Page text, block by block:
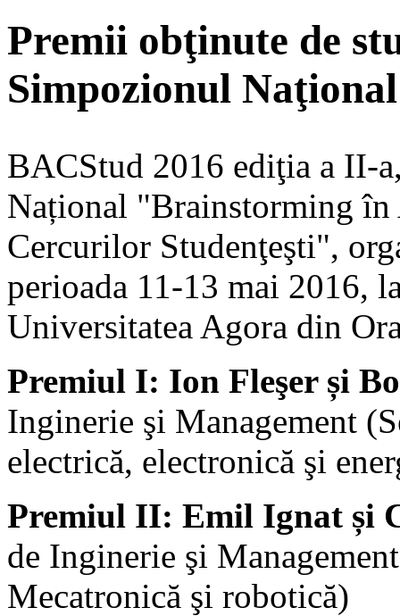
Premii obţinute de
Simpozionul
BACStud 2016 ediţia a II-
Național "Brainstorming în
Cercurilor Studenţeşti",
perioada 11-13 mai 2016,
Universitatea Agora din
Premiul I: Ion Fleşer și
Inginerie şi Management
electrică, electronică şi
Premiul II: Emil Ignat și
de Inginerie şi
Mecatronică şi robotică)